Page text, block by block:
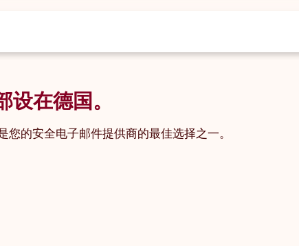
在德国。
的安全电子邮件提供商的最佳选择之一。